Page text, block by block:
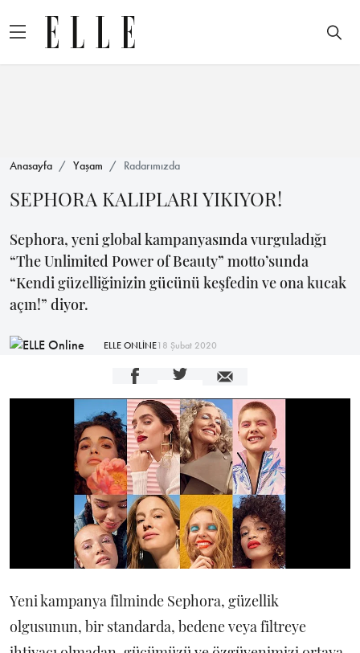
Anasayfa Yaşam Radarımızda
SEPHORA KALIPLARI YIKIYOR!
Sephora, yeni global kampanyasında vurguladığı
“The Unlimited Power of Beauty” motto’sunda
“Kendi güzelliğinizin gücünü keşfedin ve ona kucak
açın!” diyor.
ELLE ONLİNE18 Şubat 2020
Yeni kampanya filminde Sephora, güzellik
olgusunun, bir standarda, bedene veya filtreye